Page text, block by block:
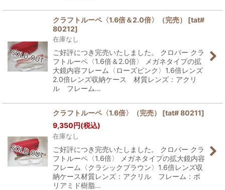
クラフトルーペ〈1.6倍＆2.0倍〉（完売） [tat#
80212]
在庫なし
ご好評につき完売いたしました。 クロバー クラ
フトルーペ〈1.6倍＆2.0倍〉 メガネタイプの拡
大鏡内容フレーム〈ローズピンク〉1.6倍レンズ
2.0倍レンズ収納ケース 材質レンズ：アクリ
ル フレーム…
クラフトルーペ〈1.6倍〉（完売） [tat# 80211]
9,350円(税込)
在庫なし
ご好評につき完売いたしました。 クロバー クラ
フトルーペ〈1.6倍〉 メガネタイプの拡大鏡内容
フレーム〈クラシックブラウン〉1.6倍レンズ収
納ケース材質レンズ：アクリル フレーム：ポ
リアミド樹脂…